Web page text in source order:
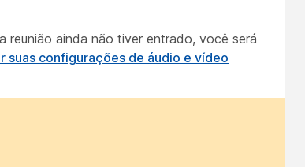
reunião ainda não tiver entrado, você será
suas configurações de áudio e vídeo